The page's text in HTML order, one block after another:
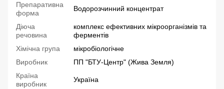
Препаративна
форма
Водорозчинний концентрат
Діюча
речовина
комплекс ефективних мікроорганізмів та
ферментів
Хімічна група
мікробіологічне
Виробник
ПП "БТУ-Центр" (Жива Земля)
Країна
виробник
Україна